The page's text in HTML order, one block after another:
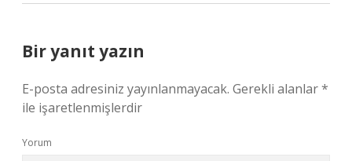
Bir yanıt yazın
E-posta adresiniz yayınlanmayacak. Gerekli alanlar*
ile işaretlenmişlerdir
Yorum